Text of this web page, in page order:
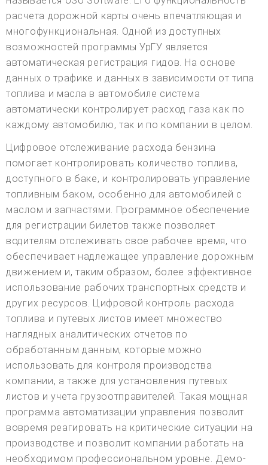
расчета дорожной карты очень впечатляющая и
многофункциональная. Одной из доступных
возможностей программы УрГУ является
автоматическая регистрация гидов. На основе
данных о трафике и данных в зависимости от типа
топлива и масла в автомобиле система
автоматически контролирует расход газа как по
каждому автомобилю, так и по компании в целом.
Цифровое отслеживание расхода бензина
помогает контролировать количество топлива,
доступного в баке, и контролировать управление
топливным баком, особенно для автомобилей с
маслом и запчастями. Программное обеспечение
для регистрации билетов также позволяет
водителям отслеживать свое рабочее время, что
обеспечивает надлежащее управление дорожным
движением и, таким образом, более эффективное
использование рабочих транспортных средств и
других ресурсов. Цифровой контроль расхода
топлива и путевых листов имеет множество
наглядных аналитических отчетов по
обработанным данным, которые можно
использовать для контроля производства
компании, а также для установления путевых
листов и учета грузоотправителей. Такая мощная
программа автоматизации управления позволит
вовремя реагировать на критические ситуации на
производстве и позволит компании работать на
необходимом профессиональном уровне. Демо-